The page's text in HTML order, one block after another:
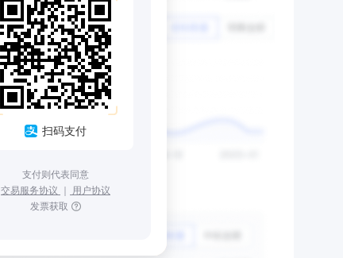
扫码支付
支付则代表同意
交易服务协议 ｜ 用户协议
发票获取